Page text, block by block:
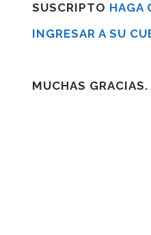
SUSCRIPTO HAGA
INGRESAR A SU
MUCHAS GRACIAS.